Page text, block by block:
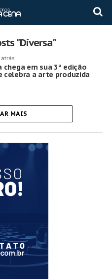
"Diversa"
chega em sua 3ª edição
celebra a arte produzida
MAIS